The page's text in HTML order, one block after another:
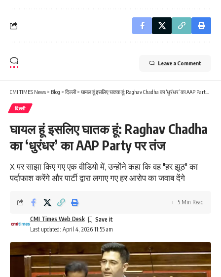
Leave a Comment
CMI TIMES News > Blog > दिल्ली> घायल हूं इसलिए घातक हूं: Raghav Chadha का ‘धुरंधर’ का AAP Party पर तंज
दिल्ली
घायल हूं इसलिए घातक हूं: Raghav Chadha
का ‘धुरंधर’ का AAP Party पर तंज
X पर साझा किए गए एक वीडियो में, उन्होंने कहा कि वह "हर झूठ" का
पर्दाफाश करेंगे और पार्टी द्वारा लगाए गए हर आरोप का जवाब देंगे
Last updated: April 4, 2026 11:55 am
CMI Times Web Desk
5 Min Read